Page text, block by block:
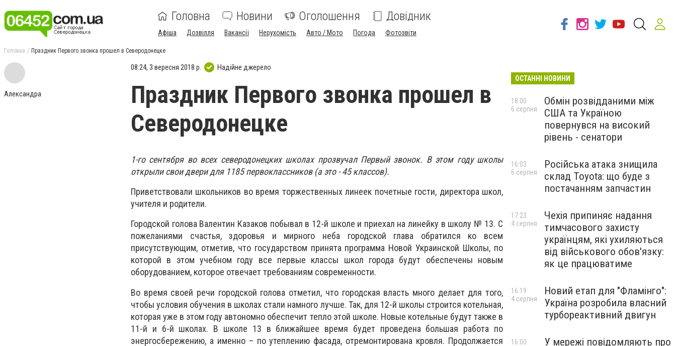
Головна Новини Оголошення Довідник
Афіша Дозвілля Вакансії Нерухомість Авто / Мото Погода Фотозвіти
Головна Праздник Первого звонка прошел в Северодонецке
Александра
08:24, 3 вересня 2018 р. Надійне джерело
Праздник Первого звонка прошел в
Северодонецке
1-го сентября во всех северодонецких школах прозвучал Первый звонок. В этом году школы
открыли свои двери для 1185 первоклассников (а это - 45 классов).
Приветствовали школьников во время торжественных линеек почетные гости, директора школ,
учителя и родители.
Городской голова Валентин Казаков побывал в 12-й школе и приехал на линейку в школу № 13. С
пожеланиями счастья, здоровья и мирного неба городской глава обратился ко всем
присутствующим, отметив, что государством принята программа Новой Украинской Школы, по
которой в этом учебном году все первые классы школ города будут обеспечены новым
оборудованием, которое отвечает требованиям современности.
Во время своей речи городской голова отметил, что городская власть много делает для того,
чтобы условия обучения в школах стали намного лучше. Так, для 12-й школы строится котельная,
которая уже в этом году автономно обеспечит тепло этой школе. Новые котельные будут также в
11-й и 6-й школах. В школе 13 в ближайшее время будет проведена большая работа по
энергосбережению, а именно – по утеплению фасада, отремонтирована кровля. Продолжается
ОСТАННІ НОВИНИ
Обмін розвідданими між
США та Україною
повернувся на високий
рівень - сенатори
18:00
6 серпня
Російська атака знищила
склад Toyota: що буде з
постачанням запчастин
16:03
6 серпня
Чехія припиняє надання
тимчасового захисту
українцям, які ухиляються
від військового обов'язку:
як це працюватиме
17:23
4 серпня
Новий етап для "Фламінго":
Україна розробила власний
турбореактивний двигун
16:19
4 серпня
У мережі повідомляють про
16:00